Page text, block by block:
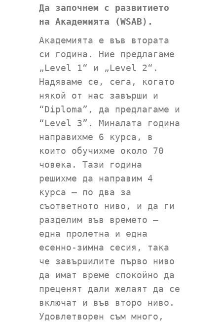
Да започнем с
развитието
на Академията (WSAB).
Академията е във втората
си година. Ние предлагаме
„Level 1“ и „Level 2“.
Надяваме се, сега, когато
някой от нас завърши и
“Diploma”, да предлагаме и
“Level 3”. Миналата година
направихме 6 курса, в
които обучихме около 70
човека. Тази година
решихме да направим 4
курса – по два за
съответното ниво, и да ги
разделим във времето –
една пролетна и една
есенно-зимна сесия, така
че завършилите първо ниво
да имат време спокойно да
преценят дали желаят да се
включат и във второ ниво.
Удовлетворен съм много,